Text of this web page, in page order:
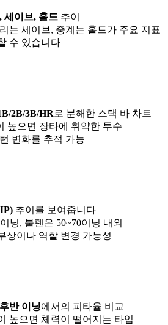
세이브, 홀드 추이
는 세이브, 중계는 홀드가 주요 지표
수 있습니다
2B/3B/HR로 분해한 스택 바 차트
높으면 장타에 취약한 투수
변화를 추적 가능
추이를 보여줍니다
닝, 불펜은 50~70이닝 내외
상이나 역할 변경 가능성
반 이닝에서의 피타율 비교
높으면 체력이 떨어지는 타입